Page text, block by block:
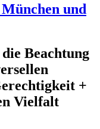
und
Beachtung
+
Vielfalt